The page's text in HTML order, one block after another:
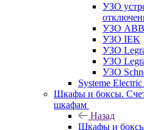
УЗО
УЗО ABB
УЗО IEK
УЗО
УЗО
УЗО
Systeme
Шкафы и боксы.
шкафам
Назад
Шкафы и